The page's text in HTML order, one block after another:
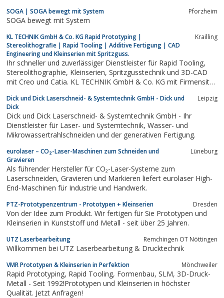
SOGA | SOGA bewegt mit System Pforzheim
SOGA bewegt mit System
KL TECHNIK GmbH & Co. KG Rapid Prototyping |
Stereolithografie | Rapid Tooling | Additive Fertigung | CAD
Engineering und Kleinserien mit Spritzguss.
Krailling
Ihr schneller und zuverlässiger Dienstleister für Rapid Tooling,
Stereolithographie, Kleinserien, Spritzgusstechnik und 3D-CAD
mit Creo und Catia. KL TECHNIK GmbH & Co. KG mit Firmensitz
Dick und Dick Laserschneid- & Systemtechnik GmbH - Dick und
Dick
Leipzig
Dick und Dick Laserschneid- & Systemtechnik GmbH - Ihr
Dienstleister für Laser- und Systemtechnik, Wasser- und
Mikrowassertrahlschneiden und der generativen Fertigung.
eurolaser – CO₂-Laser-Maschinen zum Schneiden und
Gravieren
Lüneburg
Als führender Hersteller für CO₂-Laser-Systeme zum
Laserschneiden, Gravieren und Markieren liefert eurolaser High-
End-Maschinen für Industrie und Handwerk.
PTZ-Prototypenzentrum - Prototypen + Kleinserien Dresden
Von der Idee zum Produkt. Wir fertigen für Sie Prototypen und
Kleinserien in Kunststoff und Metall - seit über 25 Jahren.
UTZ Laserbearbeitung Remchingen OT Nöttingen
Willkommen bei UTZ Laserbearbeitung & Drucktechnik
VMR Prototypen & Kleinserien in Perfektion Mönchweiler
Rapid Prototyping, Rapid Tooling, Formenbau, SLM, 3D-Druck-
Metall - Seit 1992!Prototypen und Kleinserien in höchster
Qualität. Jetzt Anfragen!